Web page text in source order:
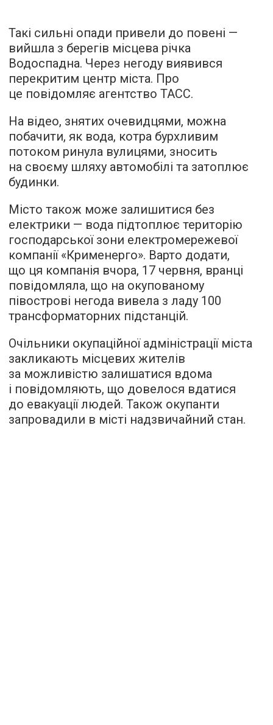
Такі сильні опади привели до повені —
вийшла з берегів місцева річка
Водоспадна. Через негоду виявився
перекритим центр міста. Про
це повідомляє агентство ТАСС.
На відео, знятих очевидцями, можна
побачити, як вода, котра бурхливим
потоком ринула вулицями, зносить
на своєму шляху автомобілі та затоплює
будинки.
Місто також може залишитися без
електрики — вода підтоплює територію
господарської зони електромережевої
компанії «Крименерго». Варто додати,
що ця компанія вчора, 17 червня, вранці
повідомляла, що на окупованому
півострові негода вивела з ладу 100
трансформаторних підстанцій.
Очільники окупаційної адміністрації міста
закликають місцевих жителів
за можливістю залишатися вдома
і повідомляють, що довелося вдатися
до евакуації людей. Також окупанти
запровадили в місті надзвичайний стан.